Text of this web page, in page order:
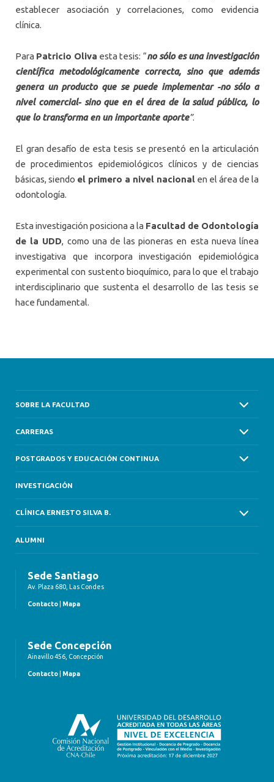
establecer asociación y correlaciones, como evidencia
clínica.
Para Patricio Oliva esta tesis: “no sólo es una investigación
científica metodológicamente correcta, sino que además
genera un producto que se puede implementar -no sólo a
nivel comercial- sino que en el área de la salud pública, lo
que lo transforma en un importante aporte”.
El gran desafío de esta tesis se presentó en la articulación
de procedimientos epidemiológicos clínicos y de ciencias
básicas, siendo el primero a nivel nacional en el área de la
odontología.
Esta investigación posiciona a la Facultad de Odontología
de la UDD, como una de las pioneras en esta nueva línea
investigativa que incorpora investigación epidemiológica
experimental con sustento bioquímico, para lo que el trabajo
interdisciplinario que sustenta el desarrollo de las tesis se
hace fundamental.
SOBRE LA FACULTAD
CARRERAS
POSTGRADOS Y EDUCACIÓN CONTINUA
INVESTIGACIÓN
CLÍNICA ERNESTO SILVA B.
ALUMNI
Sede Santiago
Av. Plaza 680, Las Condes
Contacto Mapa
Sede Concepción
Ainavillo 456, Concepción
Contacto Mapa